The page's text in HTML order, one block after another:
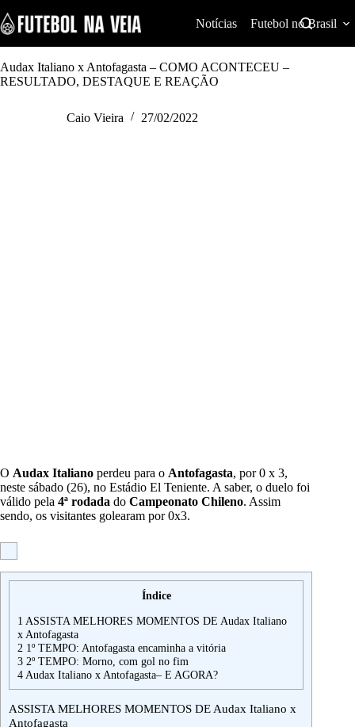
k
i
p
o
Notícias Futebol no Brasil
Audax Italiano x Antofagasta – COMO ACONTECEU –
RESULTADO, DESTAQUE E REAÇÃO
Caio Vieira 27/02/2022
O Audax Italiano perdeu para o Antofagasta, por 0 x 3,
neste sábado (26), no Estádio El Teniente. A saber, o duelo foi
válido pela 4ª rodada do Campeonato Chileno. Assim
sendo, os visitantes golearam por 0x3.
Índice
1 ASSISTA MELHORES MOMENTOS DE Audax Italiano
x Antofagasta
2 1º TEMPO: Antofagasta encaminha a vitória
3 2º TEMPO: Morno, com gol no fim
4 Audax Italiano x Antofagasta– E AGORA?
ASSISTA MELHORES MOMENTOS DE Audax Italiano x
Antofagasta